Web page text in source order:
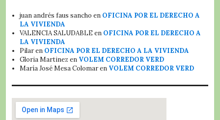
juan andrés faus sancho en OFICINA POR EL DERECHO A
LA VIVIENDA
VALENCIA SALUDABLE en OFICINA POR EL DERECHO A
LA VIVIENDA
Pilaren OFICINA POR EL DERECHO A LA VIVIENDA
Gloria Martinez en VOLEM CORREDOR VERD
María José Mesa Colomaren VOLEM CORREDOR VERD